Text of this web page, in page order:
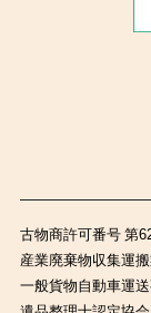
古物商許可番号 第
産業廃棄物収集運
一般貨物自動車運